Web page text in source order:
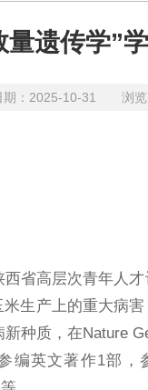
遗传学”
期：2025-10-31 浏览
高层次青年人才
生产上的重大病
种质，在Nature
英文著作1部，